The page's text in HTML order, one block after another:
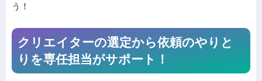
う！
クリエイターの選定から依頼のやりと
りを専任担当がサポート！